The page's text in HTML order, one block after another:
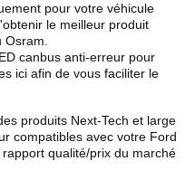
pour votre véhicule
le meilleur produit
canbus anti-erreur pour
ici afin de vous faciliter le
produits Next-Tech et large
compatibles avec votre Ford
qualité/prix du marché